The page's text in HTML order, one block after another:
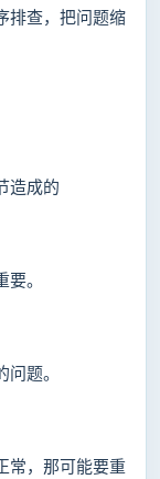
排查，把问题缩
造成的
。
题。
常，那可能要重